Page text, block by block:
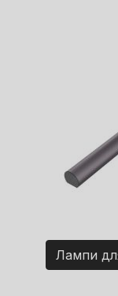
Лампи